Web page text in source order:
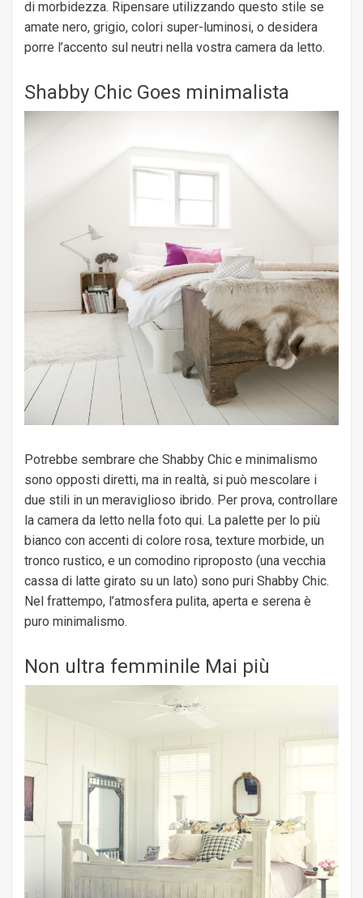
di morbidezza. Ripensare utilizzando questo stile se
amate nero, grigio, colori super-luminosi, o desidera
porre l’accento sul neutri nella vostra camera da letto.
Shabby Chic Goes minimalista
Potrebbe sembrare che Shabby Chic e minimalismo
sono opposti diretti, ma in realtà, si può mescolare i
due stili in un meraviglioso ibrido. Per prova, controllare
la camera da letto nella foto qui. La palette per lo più
bianco con accenti di colore rosa, texture morbide, un
tronco rustico, e un comodino riproposto (una vecchia
cassa di latte girato su un lato) sono puri Shabby Chic.
Nel frattempo, l’atmosfera pulita, aperta e serena è
puro minimalismo.
Non ultra femminile Mai più